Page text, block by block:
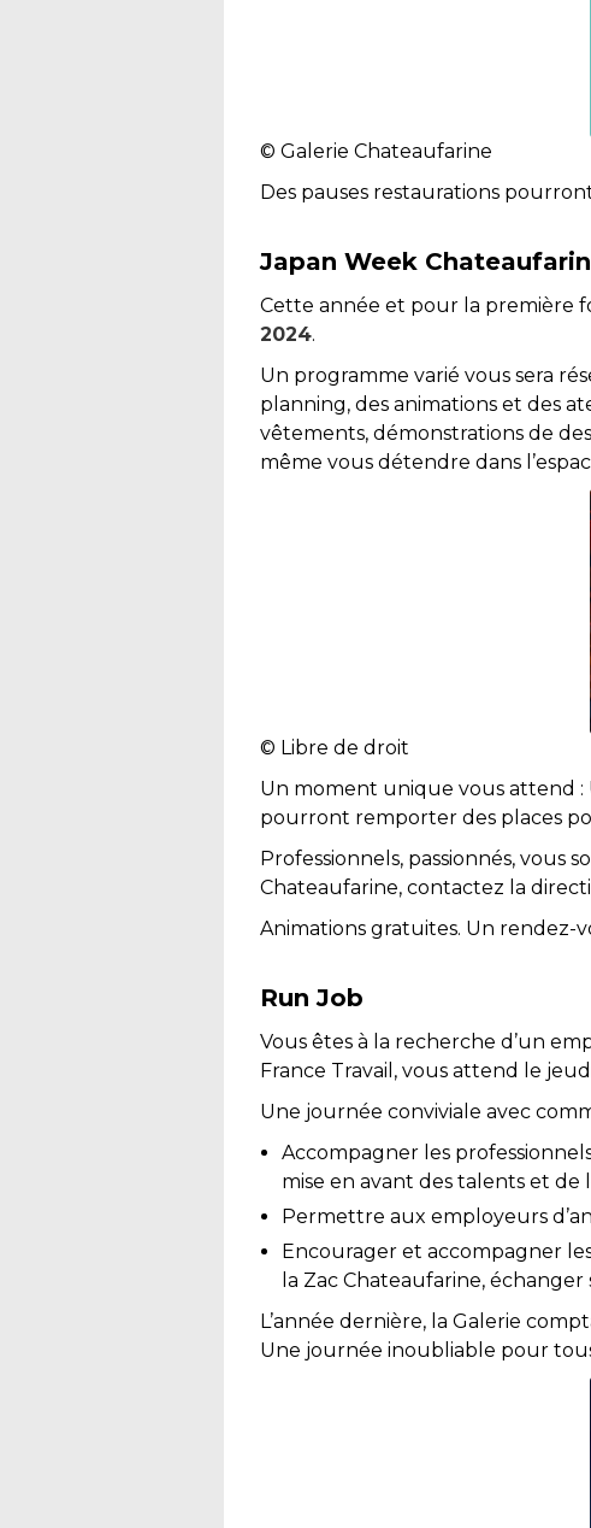
© Galerie Chateaufarine
Des pauses restaurations
Japan Week
Cette année et pour la première
2024.
Un programme varié vous sera
planning, des animations et des
vêtements, démonstrations de
même vous détendre dans
© Libre de droit
Un moment unique vous attend :
pourront remporter des places
Professionnels, passionnés, vous
Chateaufarine, contactez la
Animations gratuites. Un rendez-
Run Job
Vous êtes à la recherche d’un
France Travail, vous attend le
Une journée conviviale avec
Accompagner les
mise en avant des talents et de
Permettre aux employeurs
Encourager et accompagner
la Zac Chateaufarine,
L’année dernière, la Galerie
Une journée inoubliable pour